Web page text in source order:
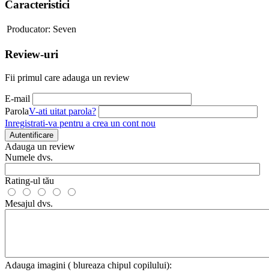
Caracteristici
Producator: Seven
Review-uri
Fii primul care adauga un review
E-mail
ParolaV-ati uitat parola?
Inregistrati-va pentru a crea un cont nou
Autentificare
Adauga un review
Numele dvs.
Rating-ul tău
Mesajul dvs.
Adauga imagini ( blureaza chipul copilului):